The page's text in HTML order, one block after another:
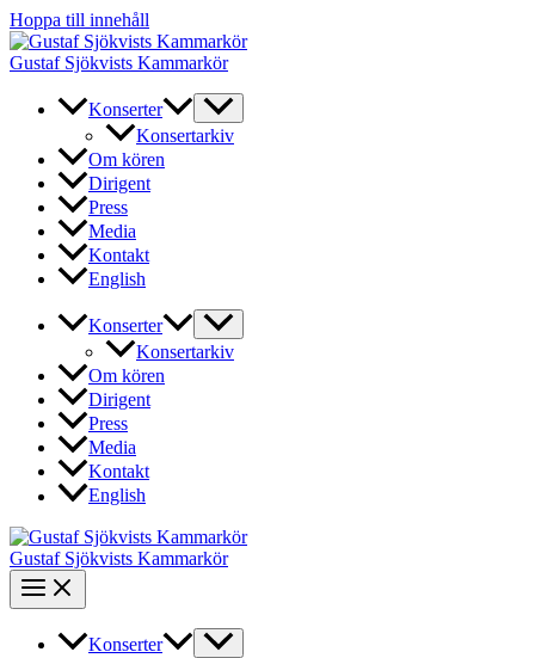
Hoppa till innehåll
Gustaf Sjökvists Kammarkör
Konserter
Konsertarkiv
Om kören
Dirigent
Press
Media
Kontakt
English
Konserter
Konsertarkiv
Om kören
Dirigent
Press
Media
Kontakt
English
Gustaf Sjökvists Kammarkör
Konserter